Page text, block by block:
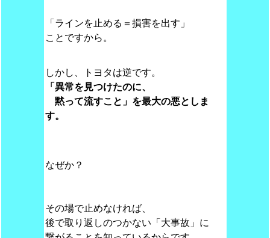
「ラインを止める＝損害を出す」
ことですから。
しかし、トヨタは逆です。
「異常を見つけたのに、
黙って流すこと」を最大の悪としま
す。
なぜか？
その場で止めなければ、
後で取り返しのつかない「大事故」に